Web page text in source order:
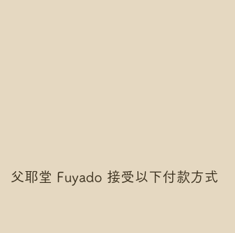
父耶堂 Fuyado 接受以下付款方式